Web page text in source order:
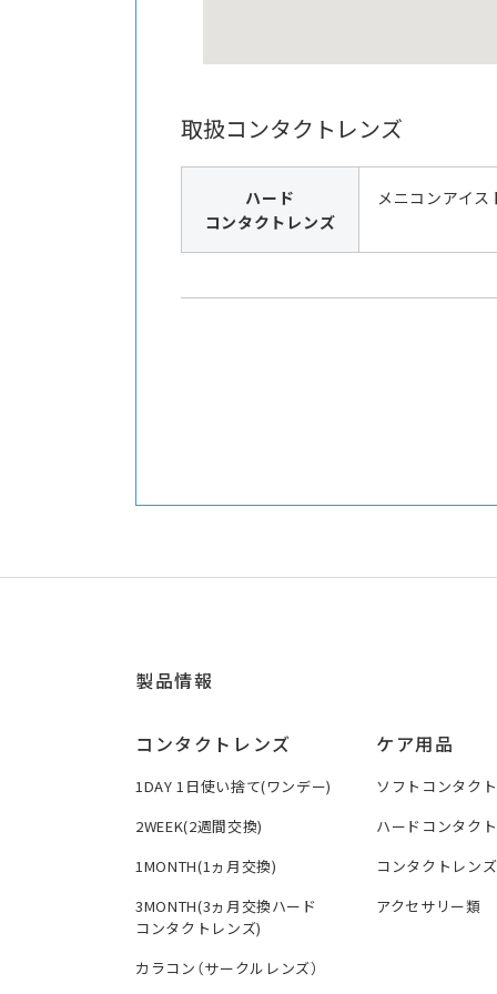
取扱コンタクトレンズ
ハード
コンタクトレンズ
メニコンアイス
製品情報
コンタクトレンズ
1DAY 1日使い捨て(ワンデー)
2WEEK(2週間交換)
1MONTH(1ヵ月交換)
3MONTH(3ヵ月交換ハード
コンタクトレンズ)
カラコン（サークルレンズ）
ケア用品
ソフトコンタク
ハードコンタク
コンタクトレン
アクセサリー類